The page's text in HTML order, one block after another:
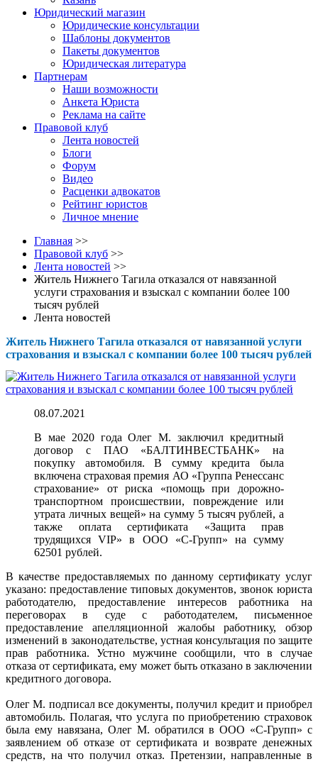
Юридический магазин
Юридические консультации
Шаблоны документов
Пакеты документов
Юридическая литература
Партнерам
Наши возможности
Анкета Юриста
Реклама на сайте
Правовой клуб
Лента новостей
Блоги
Форум
Видео
Расценки адвокатов
Рейтинг юристов
Личное мнение
Главная >>
Правовой клуб >>
Лента новостей >>
Житель Нижнего Тагила отказался от навязанной
услуги страхования и взыскал с компании более 100
тысяч рублей
Лента новостей
Житель Нижнего Тагила отказался от навязанной услуги
страхования и взыскал с компании более 100 тысяч рублей
08.07.2021
В мае 2020 года Олег М. заключил кредитный
договор с ПАО «БАЛТИНВЕСТБАНК» на
покупку автомобиля. В сумму кредита была
включена страховая премия АО «Группа Ренессанс
страхование» от риска «помощь при дорожно-
транспортном происшествии, повреждение или
утрата личных вещей» на сумму 5 тысяч рублей, а
также оплата сертификата «Защита прав
трудящихся VIP» в ООО «С-Групп» на сумму
62501 рублей.
В качестве предоставляемых по данному сертификату услуг
указано: предоставление типовых документов, звонок юриста
работодателю, предоставление интересов работника на
переговорах в суде с работодателем, письменное
предоставление апелляционной жалобы работнику, обзор
изменений в законодательстве, устная консультация по защите
прав работника. Устно мужчине сообщили, что в случае
отказа от сертификата, ему может быть отказано в заключении
кредитного договора.
Олег М. подписал все документы, получил кредит и приобрел
автомобиль. Полагая, что услуга по приобретению страховок
была ему навязана, Олег М. обратился в ООО «С-Групп» с
заявлением об отказе от сертификата и возврате денежных
средств, на что получил отказ. Претензии, направленные в